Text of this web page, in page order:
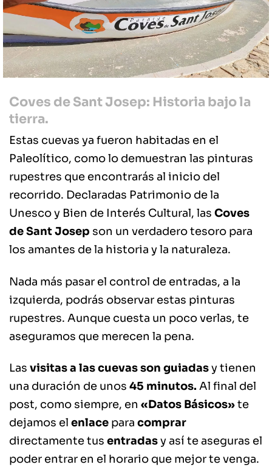
Coves de Sant Josep: Historia bajo la
tierra.
Estas cuevas ya fueron habitadas en el
Paleolítico, como lo demuestran las pinturas
rupestres que encontrarás al inicio del
recorrido. Declaradas Patrimonio de la
Unesco y Bien de Interés Cultural, las Coves
de Sant Josep son un verdadero tesoro para
los amantes de la historia y la naturaleza.
Nada más pasar el control de entradas, a la
izquierda, podrás observar estas pinturas
rupestres. Aunque cuesta un poco verlas, te
aseguramos que merecen la pena.
Las visitas a las cuevas son guiadasy tienen
una duración de unos 45 minutos. Al final del
post, como siempre, en «Datos Básicos»te
dejamos el enlace para comprar
directamente tus entradasy así te aseguras el
poder entrar en el horario que mejor te venga.